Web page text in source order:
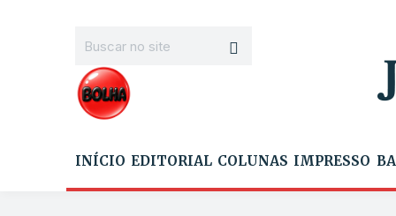
INÍCIO EDITORIAL COLUNAS IMPRESSO